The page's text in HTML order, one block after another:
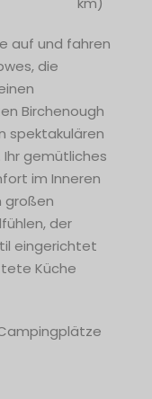
auf und fahren
die
Birchenough
spektakulären
Ihr gemütliches
im Inneren
großen
der
eingerichtet
Küche